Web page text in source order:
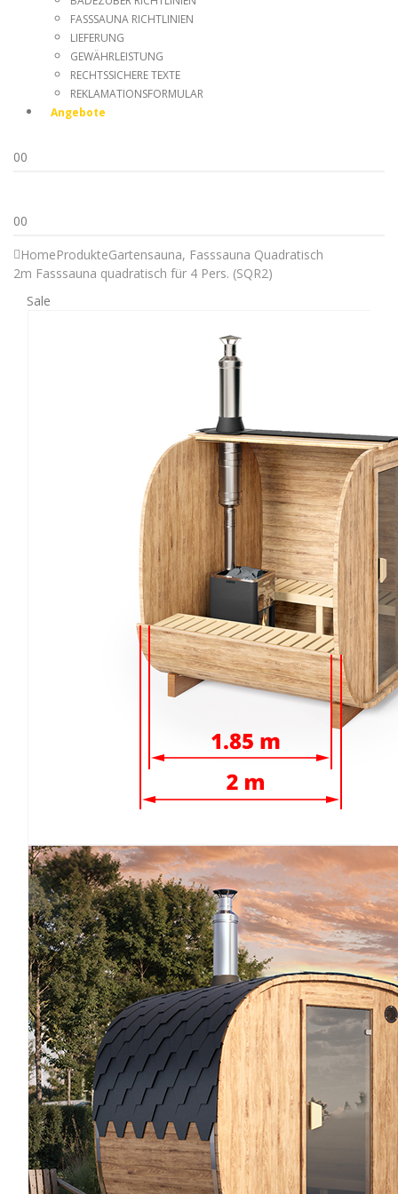
FASSSAUNA RICHTLINIEN
LIEFERUNG
GEWÄHRLEISTUNG
RECHTSSICHERE TEXTE
REKLAMATIONSFORMULAR
Angebote
00
00
HomeProdukteGartensauna, Fasssauna Quadratisch
2m Fasssauna quadratisch für 4 Pers. (SQR2)
Sale